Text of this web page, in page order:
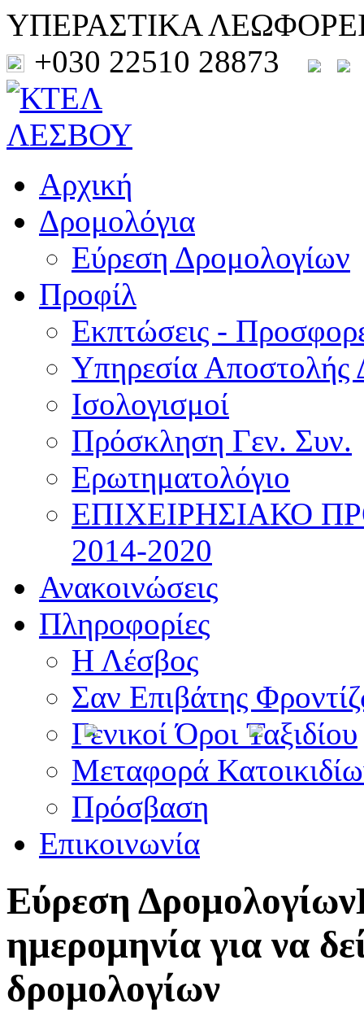
ΥΠΕΡΑΣΤΙΚΑ
+030 22510 28873
Αρχική
Δρομολόγια
Εύρεση Δρομολογίων
Προφίλ
Εκπτώσεις -
Υπηρεσία Αποστολής
Ισολογισμοί
Πρόσκληση Γεν. Συν.
Ερωτηματολόγιο
ΕΠΙΧΕΙΡΗΣΙΑΚΟ
2014-2020
Ανακοινώσεις
Πληροφορίες
Η Λέσβος
Σαν Επιβάτης
Γενικοί Όροι Ταξιδίου
Μεταφορά
Πρόσβαση
Επικοινωνία
Εύρεση Δρομολογίων
ημερομηνία για να
δρομολογίων